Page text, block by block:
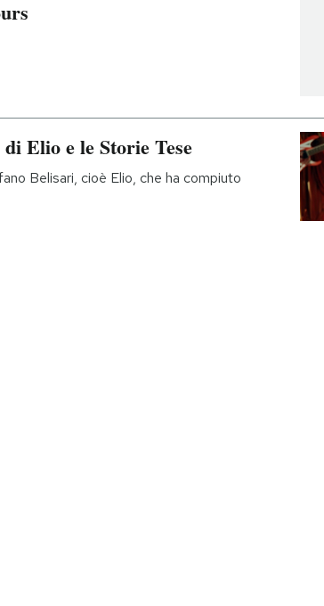
Elio e le Storie Tese
Belisari, cioè Elio, che ha compiuto